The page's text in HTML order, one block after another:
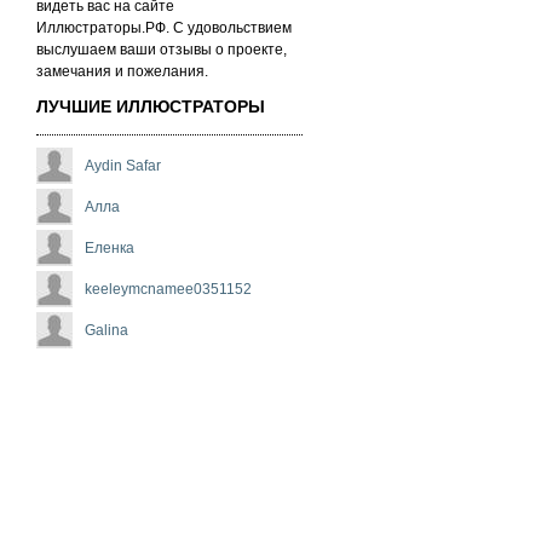
ви­деть вас на сай­те
Иллюстраторы.РФ. С удо­воль­стви­ем
выс­лу­ша­ем ва­ши от­зы­вы о про­ек­те,
за­ме­ча­ни­я и по­же­ла­ни­я.
ЛУЧШИЕ ИЛЛЮСТРАТОРЫ
Aydin Safar
Алла
Еленка
keeleymcnamee0351152
Galina